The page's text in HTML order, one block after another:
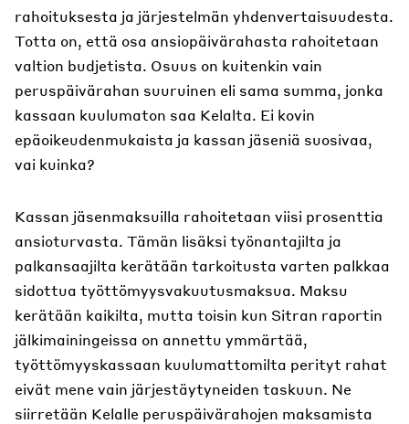
rahoituksesta ja järjestelmän yhdenvertaisuudesta.
Totta on, että osa ansiopäivärahasta rahoitetaan
valtion budjetista. Osuus on kuitenkin vain
peruspäivärahan suuruinen eli sama summa, jonka
kassaan kuulumaton saa Kelalta. Ei kovin
epäoikeudenmukaista ja kassan jäseniä suosivaa,
vai kuinka?
Kassan jäsenmaksuilla rahoitetaan viisi prosenttia
ansioturvasta. Tämän lisäksi työnantajilta ja
palkansaajilta kerätään tarkoitusta varten palkkaa
sidottua työttömyysvakuutusmaksua. Maksu
kerätään kaikilta, mutta toisin kun Sitran raportin
jälkimainingeissa on annettu ymmärtää,
työttömyyskassaan kuulumattomilta perityt rahat
eivät mene vain järjestäytyneiden taskuun. Ne
siirretään Kelalle peruspäivärahojen maksamista